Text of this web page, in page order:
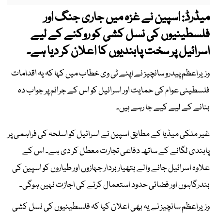
میڈرڈ: اسپین نے غزہ میں جاری جنگ اور
فلسطینیوں کی نسل کشی کو روکنے کے لیے
اسرائیل پر سخت پابندیوں کا اعلان کر دیا ہے۔
وزیراعظم پیدرو سانچیز نے اپنے ٹی وی خطاب میں کہا کہ یہ اقدامات
فلسطینی عوام کی حمایت اور اسرائیل کو اس کے جرائم پر جواب دہ
بنانے کے لیے کیے جا رہے ہیں۔
غیر ملکی میڈیا کے مطابق اسپین نے اسرائیل کو اسلحہ کی فراہمی پر
پابندی لگانے کے ساتھ دفاعی تجارت معطل کر دی ہے۔ اس کے
علاوہ اسرائیل جانے والے ہتھیار بردار جہازوں اور طیاروں کو اسپین کی
بندرگاہوں اور فضائی حدود استعمال کرنے کی اجازت نہیں ہوگی۔
وزیراعظم سانچیز نے یہ بھی اعلان کیا کہ فلسطینیوں کی نسل کشی